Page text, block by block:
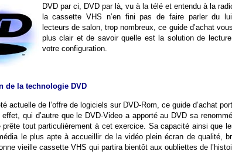
DVD par ci, DVD par là, vu à la télé et entendu à la
la cassette VHS n’en fini pas de faire parler du
lecteurs de salon, trop nombreux, ce guide d’achat
plus clair et de savoir quelle est la solution de
votre configuration.
de la technologie DVD
actuelle de l’offre de logiciels sur DVD-Rom, ce guide d’achat
qui d’autre que le DVD-Video a apporté au DVD sa
prête tout particulièrement à cet exercice. Sa capacité ainsi que
le plus apte à accueillir de la vidéo plein écran de qualité,
vieille cassette VHS qui partira bientôt aux oubliettes de